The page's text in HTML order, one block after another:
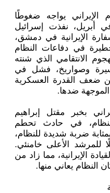
الإيراني يواجه ضغوطًا
أبريل، نفذت إسرائيل
الإيرانية في دمشق،
في دفاعات النظام
الانتقامي الذي شنته
وصواريخ، فشل في
ضعف القدرة العسكرية
الموجهة ضدها.
بخبر مقتل إبراهيم
في حادث تحطم
ضربة شديدة للنظام،
للمرشد الأعلى خامنئي.
الإيرانية، مما زاد من
النظام يعاني منها.